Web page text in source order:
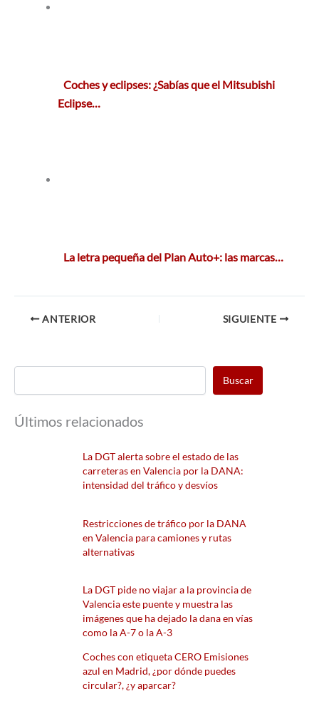
Coches y eclipses: ¿Sabías que el Mitsubishi
Eclipse…
La letra pequeña del Plan Auto+: las marcas…
ANTERIOR SIGUIENTE
Buscar
Últimos relacionados
La DGT alerta sobre el estado de las
carreteras en Valencia por la DANA:
intensidad del tráfico y desvíos
Restricciones de tráfico por la DANA
en Valencia para camiones y rutas
alternativas
La DGT pide no viajar a la provincia de
Valencia este puente y muestra las
imágenes que ha dejado la dana en vías
como la A-7 o la A-3
Coches con etiqueta CERO Emisiones
azul en Madrid, ¿por dónde puedes
circular?, ¿y aparcar?